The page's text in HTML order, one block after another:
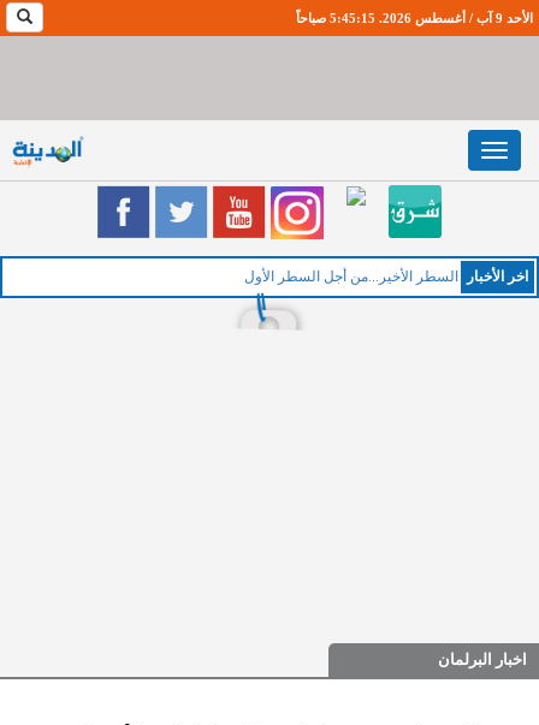
الأحد 9 آب / أغسطس 2026. 5:45:16 صباحاً
Toggle
navigation
اخر اﻷخبار السطر الأخير...من أجل السطر الأول
اخبار البرلمان